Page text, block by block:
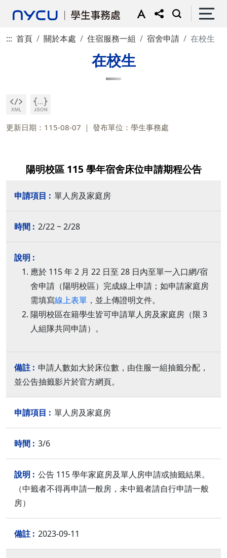
::: 首頁 關於本處 住宿服務一組 宿舍申請 在校生
在校生
更新日期：115-08-07 發布單位：學生事務處
陽明校區 115 學年宿舍床位申請期程公告
單人房及家庭房
2/22 ~ 2/28
應於 115 年 2 月 22 日至 28 日內至單一入口網/宿
舍申請（陽明校區）完成線上申請；如申請家庭房
需填寫線上表單 ，並上傳證明文件。
陽明校區在籍學生皆可申請單人房及家庭房（限 3
人組隊共同申請）。
申請人數如大於床位數，由住服一組抽籤分配，
並公告抽籤影片於官方網頁。
單人房及家庭房
3/6
公告 115 學年家庭房及單人房申請或抽籤結果。
（中籤者不得再申請一般房，未中籤者請自行申請一般
房）
2023-09-11